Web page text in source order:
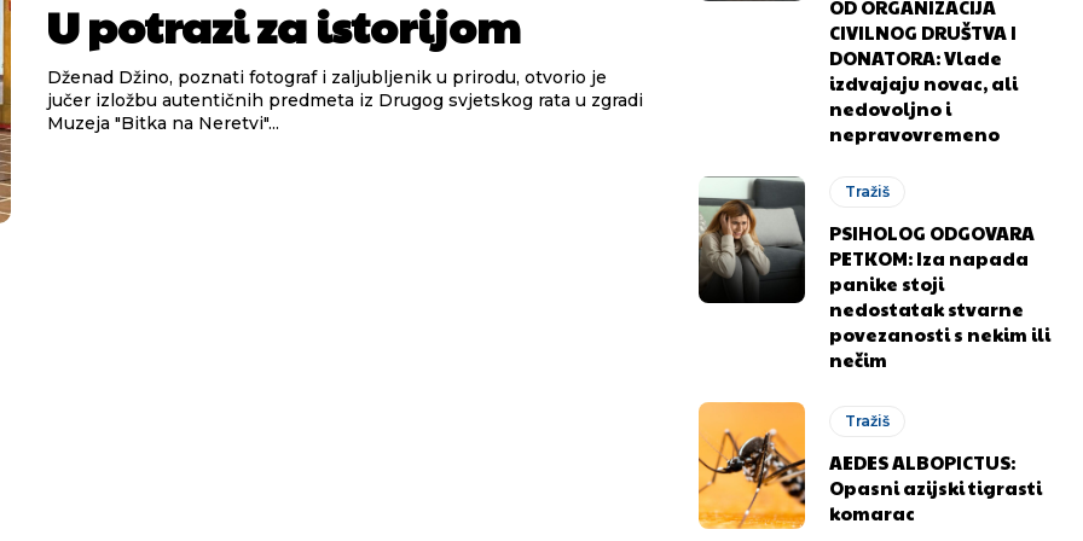
U potrazi za istorijom
Dženad Džino, poznati fotograf i zaljubljenik u prirodu, otvorio je
jučer izložbu autentičnih predmeta iz Drugog svjetskog rata u zgradi
Muzeja "Bitka na Neretvi"...
OD ORGANIZACIJA
CIVILNOG DRUŠTVA I
DONATORA: Vlade
izdvajaju novac, ali
nedovoljno i
nepravovremeno
Tražiš
PSIHOLOG ODGOVARA
PETKOM: Iza napada
panike stoji
nedostatak stvarne
povezanosti s nekim ili
nečim
Tražiš
AEDES ALBOPICTUS:
Opasni azijski tigrasti
komarac